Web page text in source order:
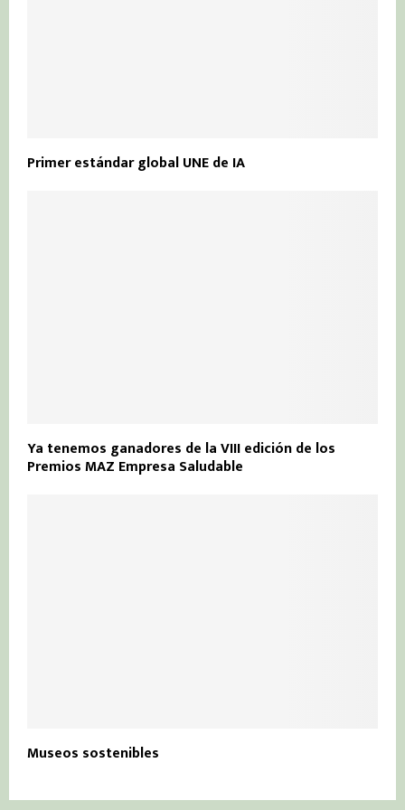
Primer estándar global UNE de IA
Ya tenemos ganadores de la VIII edición de los
Premios MAZ Empresa Saludable
Museos sostenibles